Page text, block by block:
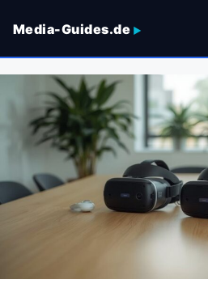
Inhalt
Media-Guides.de